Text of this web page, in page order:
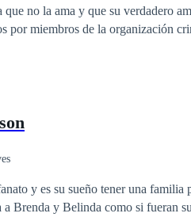
que no la ama y que su verdadero
de la organización criminal "La Baraja".
una vez más. Más tarde, Odele despierta en un basurero en otro
y es su sueño tener una familia
a Brenda y Belinda como si fueran